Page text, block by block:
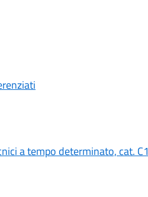
a tempo determinato, cat. C1